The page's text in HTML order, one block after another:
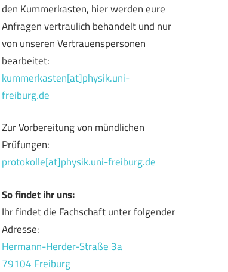
den Kummerkasten, hier werden eure
Anfragen vertraulich behandelt und nur
von unseren Vertrauenspersonen
bearbeitet:
kummerkasten[at]physik.uni-
freiburg.de
Zur Vorbereitung von mündlichen
Prüfungen:
protokolle[at]physik.uni-freiburg.de
So findet ihr uns:
Ihr findet die Fachschaft unter folgender
Adresse:
Hermann-Herder-Straße 3a
79104 Freiburg